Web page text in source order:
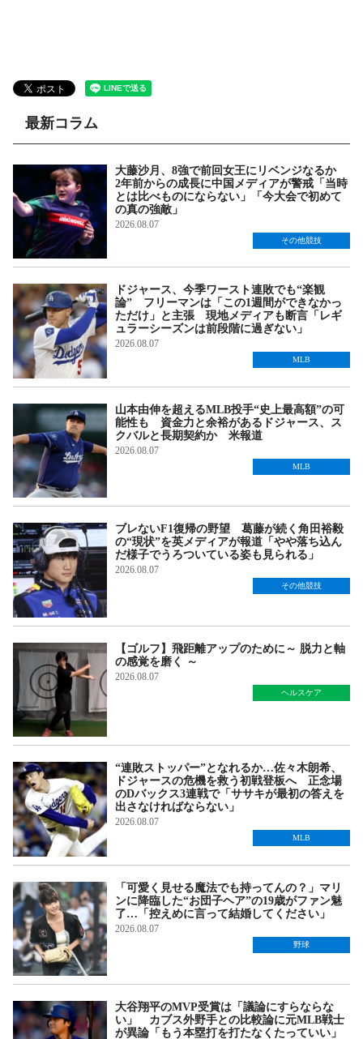
最新コラム
大藤沙月、8強で前回女王にリベンジなるか
2年前からの成長に中国メディアが警戒「当時
とは比べものにならない」「今大会で初めて
の真の強敵」
2026.08.07
その他競技
ドジャース、今季ワースト連敗でも“楽観
論” フリーマンは「この1週間ができなかっ
ただけ」と主張 現地メディアも断言「レギ
ュラーシーズンは前段階に過ぎない」
2026.08.07
MLB
山本由伸を超えるMLB投手“史上最高額”の可
能性も 資金力と余裕があるドジャース、ス
クバルと長期契約か 米報道
2026.08.07
MLB
ブレないF1復帰の野望 葛藤が続く角田裕毅
の“現状”を英メディアが報道「やや落ち込ん
だ様子でうろついている姿も見られる」
2026.08.07
その他競技
【ゴルフ】飛距離アップのために～ 脱力と軸
の感覚を磨く ～
2026.08.07
ヘルスケア
“連敗ストッパー”となれるか…佐々木朗希、
ドジャースの危機を救う初戦登板へ 正念場
のDバックス3連戦で「ササキが最初の答えを
出さなければならない」
2026.08.07
MLB
「可愛く見せる魔法でも持ってんの？」マリ
ンに降臨した“お団子ヘア”の19歳がファン魅
了…「控えめに言って結婚してください」
2026.08.07
野球
大谷翔平のMVP受賞は「議論にすらならな
い」 カブス外野手との比較論に元MLB戦士
が異論「もう本塁打を打たなくたっていい」